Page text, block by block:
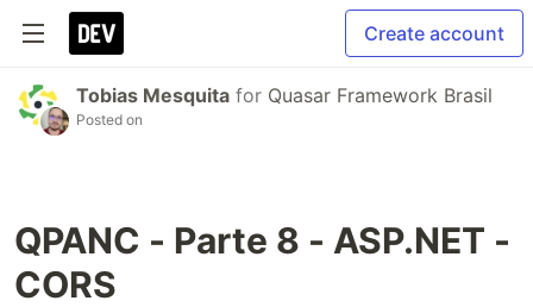
Create account
Tobias Mesquita for Quasar Framework Brasil
Posted on
QPANC - Parte 8 - ASP.NET -
CORS